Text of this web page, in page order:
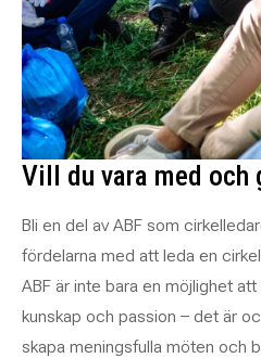
Vill du vara med och
Bli en del av ABF som
fördelarna med att leda en
ABF är inte bara en möjlighet
kunskap och passion – det är
skapa meningsfulla möten och